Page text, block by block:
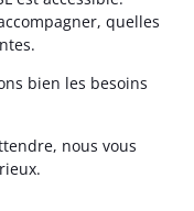
quelles
bien les besoins
nous vous